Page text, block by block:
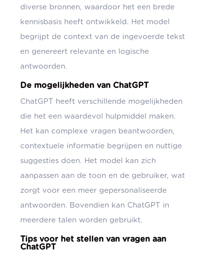
diverse bronnen, waardoor het een brede
kennisbasis heeft ontwikkeld. Het model
begrijpt de context van de ingevoerde tekst
en genereert relevante en logische
antwoorden.
De mogelijkheden van ChatGPT
ChatGPT heeft verschillende mogelijkheden
die het een waardevol hulpmiddel maken.
Het kan complexe vragen beantwoorden,
contextuele informatie begrijpen en nuttige
suggesties doen. Het model kan zich
aanpassen aan de toon en de gebruiker, wat
zorgt voor een meer gepersonaliseerde
antwoorden. Bovendien kan ChatGPT in
meerdere talen worden gebruikt.
Tips voor het stellen van vragen aan
ChatGPT